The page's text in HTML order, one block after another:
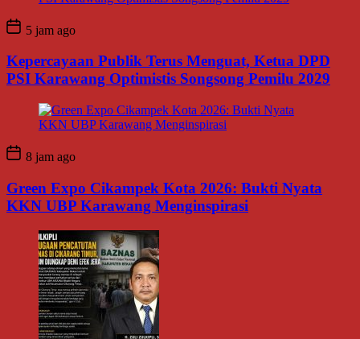
5 jam ago
Kepercayaan Publik Terus Menguat, Ketua DPD
PSI Karawang Optimistis Songsong Pemilu 2029
8 jam ago
Green Expo Cikampek Kota 2026: Bukti Nyata
KKN UBP Karawang Menginspirasi